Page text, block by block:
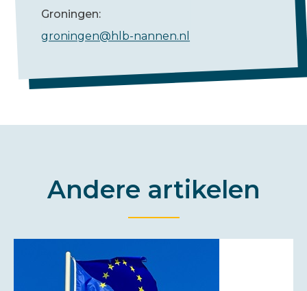
Groningen:
groningen@hlb-nannen.nl
Andere artikelen